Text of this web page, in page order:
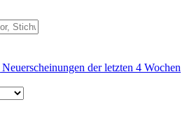
Neuerscheinungen der letzten 4 Wochen